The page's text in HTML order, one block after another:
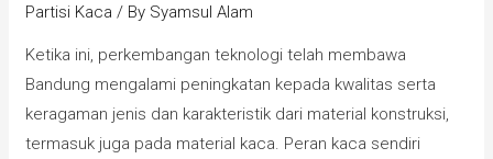
Partisi Kaca / By Syamsul Alam
Ketika ini, perkembangan teknologi telah membawa
Bandung mengalami peningkatan kepada kwalitas serta
keragaman jenis dan karakteristik dari material konstruksi,
termasuk juga pada material kaca. Peran kaca sendiri